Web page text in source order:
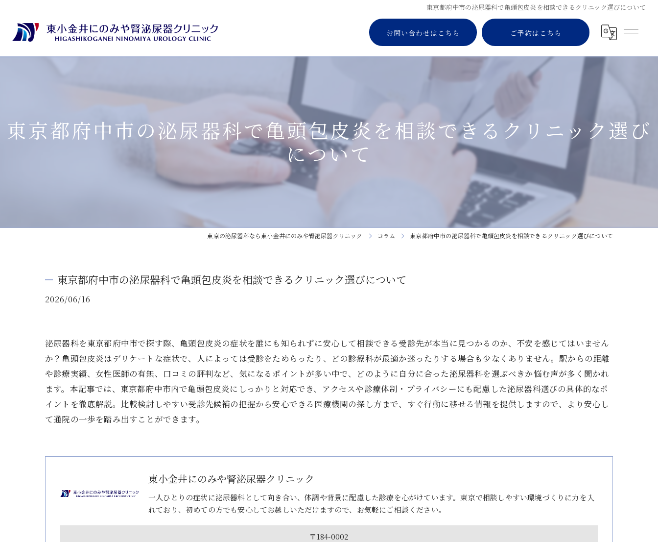
東京都府中市の泌尿器科で亀頭包皮炎を相談できるクリニック選びについて
お問い合わせはこちら ご予約はこちら
東京都府中市の泌尿器科で亀頭包皮炎を相談できるクリニック選び
について
東京の泌尿器科なら東小金井にのみや腎泌尿器クリニック コラム 東京都府中市の泌尿器科で亀頭包皮炎を相談できるクリニック選びについて
東京都府中市の泌尿器科で亀頭包皮炎を相談できるクリニック選びについて
2026/06/16
泌尿器科を東京都府中市で探す際、亀頭包皮炎の症状を誰にも知られずに安心して相談できる受診先が本当に見つかるのか、不安を感じてはいません
か？亀頭包皮炎はデリケートな症状で、人によっては受診をためらったり、どの診療科が最適か迷ったりする場合も少なくありません。駅からの距離
や診療実績、女性医師の有無、口コミの評判など、気になるポイントが多い中で、どのように自分に合った泌尿器科を選ぶべきか悩む声が多く聞かれ
ます。本記事では、東京都府中市内で亀頭包皮炎にしっかりと対応でき、アクセスや診療体制・プライバシーにも配慮した泌尿器科選びの具体的なポ
イントを徹底解説。比較検討しやすい受診先候補の把握から安心できる医療機関の探し方まで、すぐ行動に移せる情報を提供しますので、より安心し
て通院の一歩を踏み出すことができます。
東小金井にのみや腎泌尿器クリニック
一人ひとりの症状に泌尿器科として向き合い、体調や背景に配慮した診療を心がけています。東京で相談しやすい環境づくりに力を入
れており、初めての方でも安心してお越しいただけますので、お気軽にご相談ください。
〒184-0002